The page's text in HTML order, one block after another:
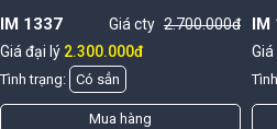
IM 1337 Giá cty 2.700.000đ
Giá đại lý 2.300.000đ
Tình trạng: Có sẳn
Mua hàng
IM